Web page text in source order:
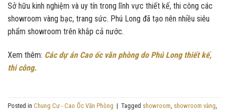
Sở hữu kinh nghiệm và uy tín trong lĩnh vực thiết kế, thi công các
showroom vàng bạc, trang sức. Phú Long đã tạo nên nhiều siêu
phẩm showroom trên khắp cả nước.
Xem thêm: Các dự án Cao ốc văn phòng do Phú Long thiết kế,
thi công.
Posted in Chung Cư - Cao Ốc Văn Phòng | Tagged showroom showroom vàng